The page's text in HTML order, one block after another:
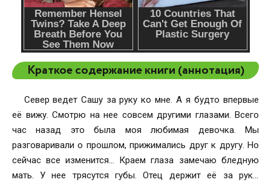
Краткое содержание книги (аннотация)
Север ведет Сашу за руку ко мне. А я будто впервые
её вижу. Смотрю на нее совсем другими глазами. Всего
час назад это была моя любимая девочка. Мы
разговаривали о прошлом, прижимались друг к другу. Но
сейчас все изменится… Краем глаза замечаю бледную
мать. У нее трясутся губы. Отец держит её за руку,